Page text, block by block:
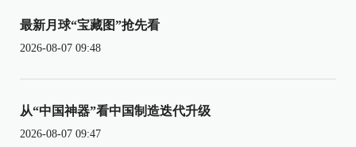
最新月球“宝藏图”抢先看
2026-08-07 09:48
从“中国神器”看中国制造迭代升级
2026-08-07 09:47